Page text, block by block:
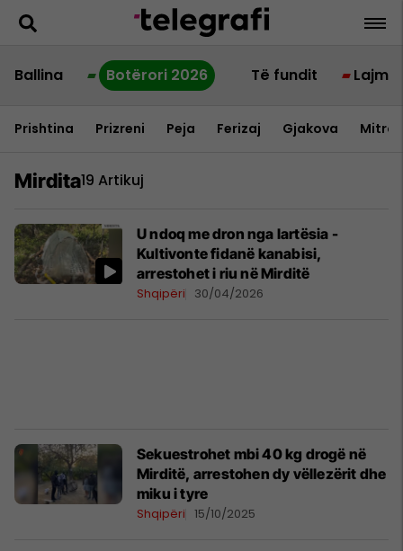
Ballina Botërori 2026 Të fundit Lajme
Prishtina Prizreni Peja Ferizaj Gjakova
Mirdita19 Artikuj
U ndoq me dron nga lartësia -
Kultivonte fidanë kanabisi,
arrestohet i riu në Mirditë
Shqipëri 30/04/2026
Sekuestrohet mbi 40 kg drogë në
Mirditë, arrestohen dy vëllezërit dhe
miku i tyre
Shqipëri 15/10/2025